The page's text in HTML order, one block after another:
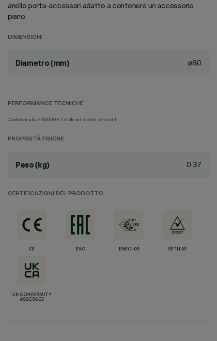
anello porta-accessori adatto a contenere un accessorio
piano.
DIMENSIONI
Diametro (mm) ø80
PERFORMANCE TECNICHE
Conforme alla EN60598-1 e alle normative pertinenti.
PROPRIETÀ FISICHE
Peso (kg) 0.37
CERTIFICAZIONI DEL PRODOTTO
CE EAC ENEC-03 RETILAP
UK CONFORMITY
ASSESSED